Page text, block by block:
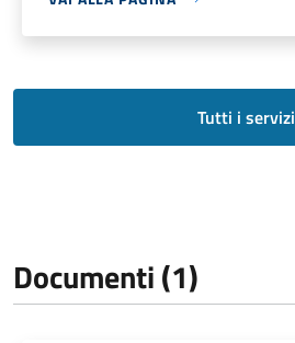
Tutti i servizi
Documenti (1)